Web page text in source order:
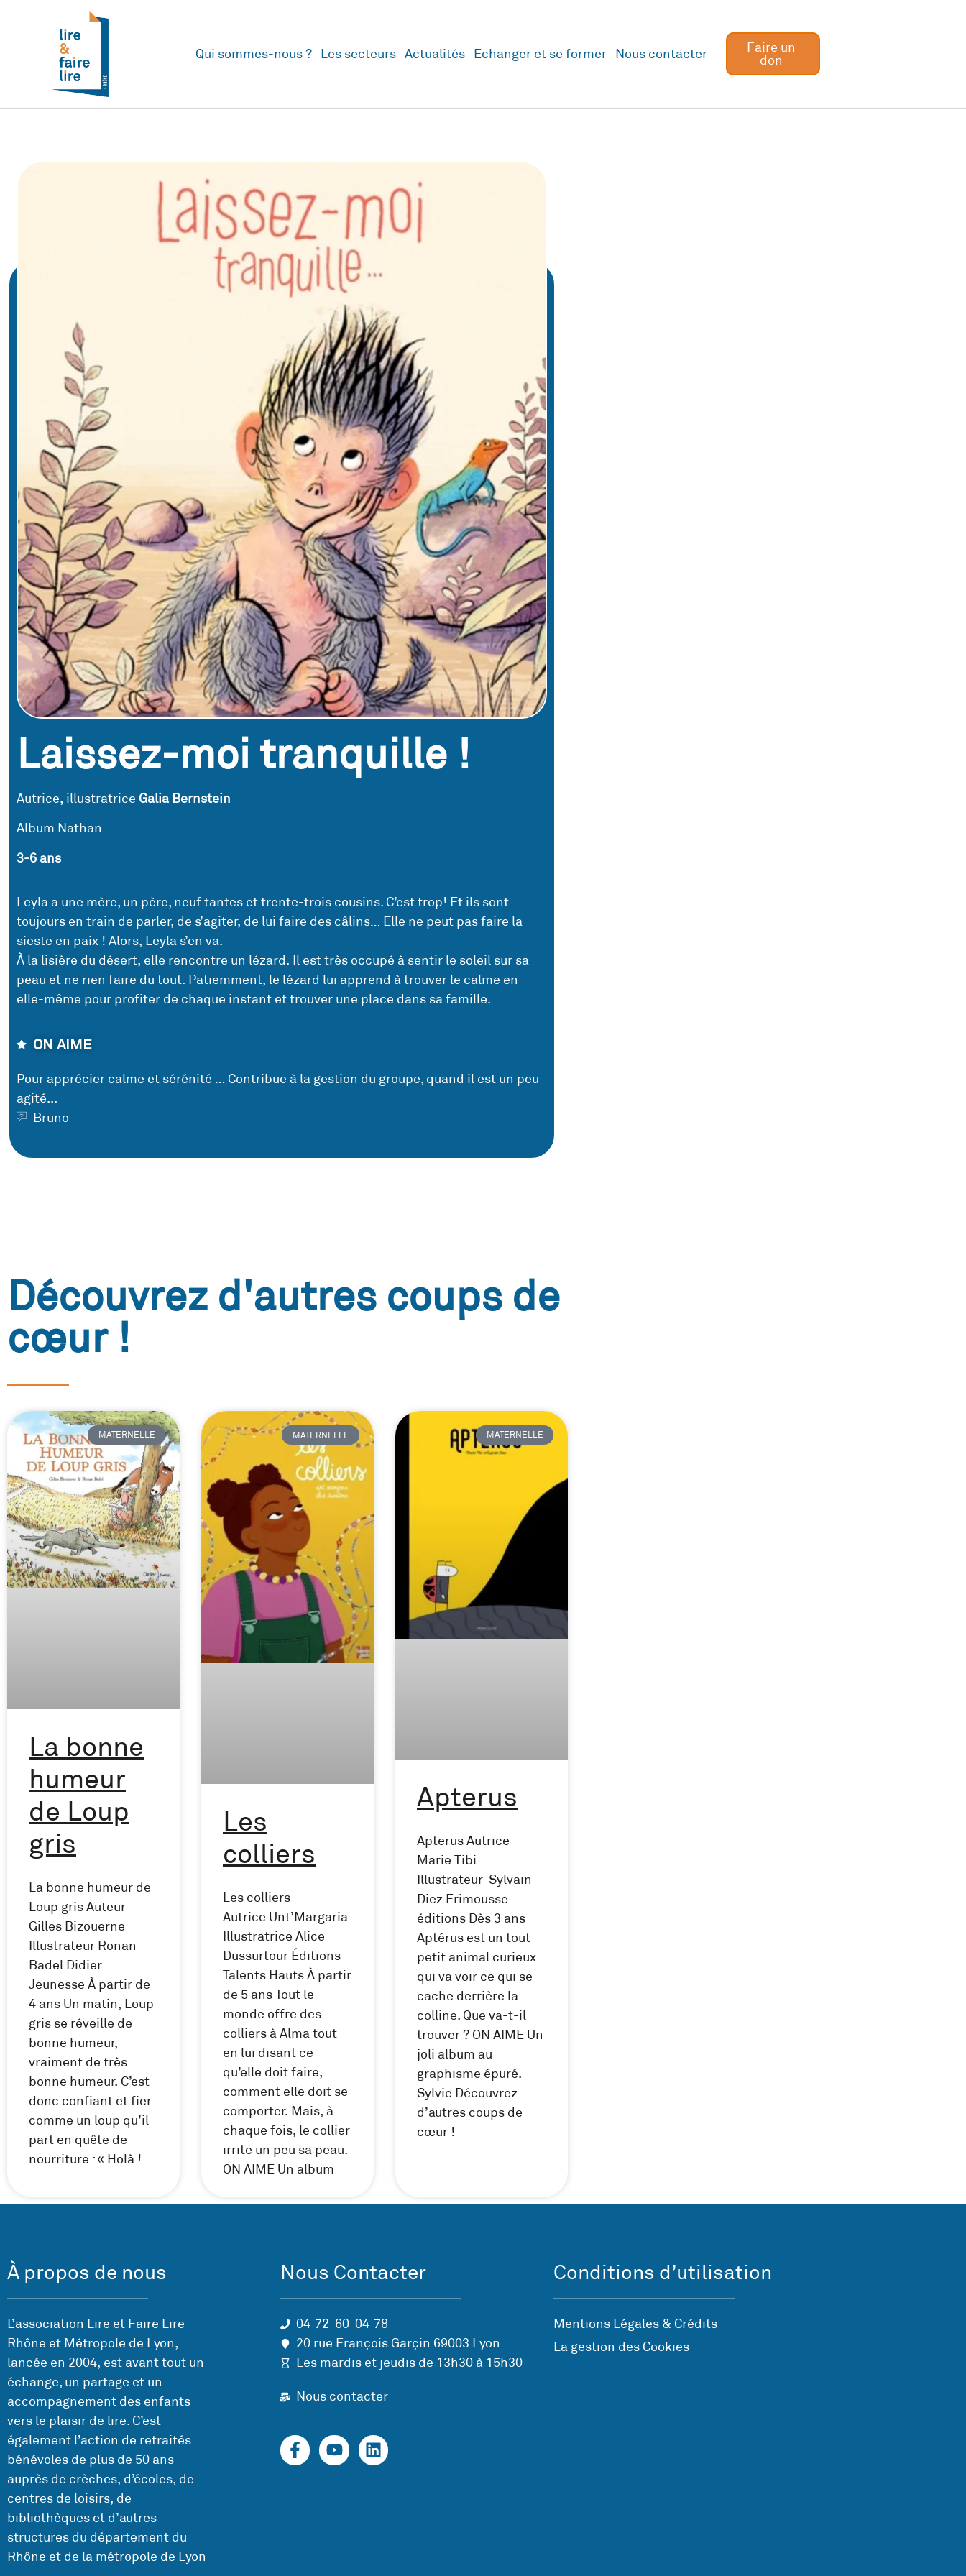
Qui sommes-nous ? Les secteurs Actualités Echanger et se former Nous contacter
Faire un
don
Laissez-moi tranquille !
Autrice, illustratrice Galia Bernstein
Album Nathan
3-6 ans
Leyla a une mère, un père, neuf tantes et trente-trois cousins. C’est trop! Et ils sont
toujours en train de parler, de s’agiter, de lui faire des câlins… Elle ne peut pas faire la
sieste en paix ! Alors, Leyla s’en va.
À la lisière du désert, elle rencontre un lézard. Il est très occupé à sentir le soleil sur sa
peau et ne rien faire du tout. Patiemment, le lézard lui apprend à trouver le calme en
elle-même pour profiter de chaque instant et trouver une place dans sa famille.
ON AIME
Pour apprécier calme et sérénité … Contribue à la gestion du groupe, quand il est un peu
agité...
Bruno
Découvrez d'autres coups de
cœur !
MATERNELLE
La bonne
humeur
de Loup
gris
La bonne humeur de
Loup gris Auteur
Gilles Bizouerne
Illustrateur Ronan
Badel Didier
Jeunesse À partir de
4 ans Un matin, Loup
gris se réveille de
bonne humeur,
vraiment de très
bonne humeur. C’est
donc confiant et fier
comme un loup qu’il
part en quête de
nourriture : « Holà !
MATERNELLE
Les
colliers
Les colliers
Autrice Unt’Margaria
Illustratrice Alice
Dussurtour Éditions
Talents Hauts À partir
de 5 ans Tout le
monde offre des
colliers à Alma tout
en lui disant ce
qu’elle doit faire,
comment elle doit se
comporter. Mais, à
chaque fois, le collier
irrite un peu sa peau.
ON AIME Un album
MATERNELLE
Apterus
Apterus Autrice
Marie Tibi
Illustrateur Sylvain
Diez Frimousse
éditions Dès 3 ans
Aptérus est un tout
petit animal curieux
qui va voir ce qui se
cache derrière la
colline. Que va-t-il
trouver ? ON AIME Un
joli album au
graphisme épuré.
Sylvie Découvrez
d’autres coups de
cœur !
À propos de nous
L’association Lire et Faire Lire
Rhône et Métropole de Lyon,
lancée en 2004, est avant tout un
échange, un partage et un
accompagnement des enfants
vers le plaisir de lire. C’est
également l’action de retraités
bénévoles de plus de 50 ans
auprès de crèches, d’écoles, de
centres de loisirs, de
bibliothèques et d’autres
structures du département du
Rhône et de la métropole de Lyon
Nous Contacter
04-72-60-04-78
20 rue François Garçin 69003 Lyon
Les mardis et jeudis de 13h30 à 15h30
Nous contacter
Conditions d’utilisation
Mentions Légales & Crédits
La gestion des Cookies